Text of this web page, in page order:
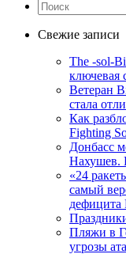
Свежие записи
The -sol-
ключевая
Ветеран
стала
Как
Fighting
Донбасс
Нахушев.
«24
самый
дефицита
Пляжи в
угрозы